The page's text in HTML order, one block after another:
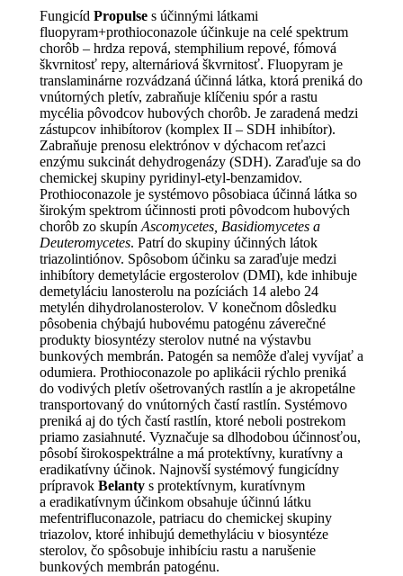
Fungicíd Propulse s účinnými látkami
fluopyram+prothioconazole účinkuje na celé spektrum
chorôb – hrdza repová, stemphilium repové, fómová
škvrnitosť repy, alternáriová škvrnitosť. Fluopyram je
translaminárne rozvádzaná účinná látka, ktorá preniká do
vnútorných pletív, zabraňuje klíčeniu spór a rastu
mycélia pôvodcov hubových chorôb. Je zaradená medzi
zástupcov inhibítorov (komplex II – SDH inhibítor).
Zabraňuje prenosu elektrónov v dýchacom reťazci
enzýmu sukcinát dehydrogenázy (SDH). Zaraďuje sa do
chemickej skupiny pyridinyl-etyl-benzamidov.
Prothioconazole je systémovo pôsobiaca účinná látka so
širokým spektrom účinnosti proti pôvodcom hubových
chorôb zo skupín Ascomycetes, Basidiomycetes a
Deuteromycetes. Patrí do skupiny účinných látok
triazolintiónov. Spôsobom účinku sa zaraďuje medzi
inhibítory demetylácie ergosterolov (DMI), kde inhibuje
demetyláciu lanosterolu na pozíciách 14 alebo 24
metylén dihydrolanosterolov. V konečnom dôsledku
pôsobenia chýbajú hubovému patogénu záverečné
produkty biosyntézy sterolov nutné na výstavbu
bunkových membrán. Patogén sa nemôže ďalej vyvíjať a
odumiera. Prothioconazole po aplikácii rýchlo preniká
do vodivých pletív ošetrovaných rastlín a je akropetálne
transportovaný do vnútorných častí rastlín. Systémovo
preniká aj do tých častí rastlín, ktoré neboli postrekom
priamo zasiahnuté. Vyznačuje sa dlhodobou účinnosťou,
pôsobí širokospektrálne a má protektívny, kuratívny a
eradikatívny účinok. Najnovší systémový fungicídny
prípravok Belanty s protektívnym, kuratívnym
a eradikatívnym účinkom obsahuje účinnú látku
mefentrifluconazole, patriacu do chemickej skupiny
triazolov, ktoré inhibujú demethyláciu v biosyntéze
sterolov, čo spôsobuje inhibíciu rastu a narušenie
bunkových membrán patogénu.